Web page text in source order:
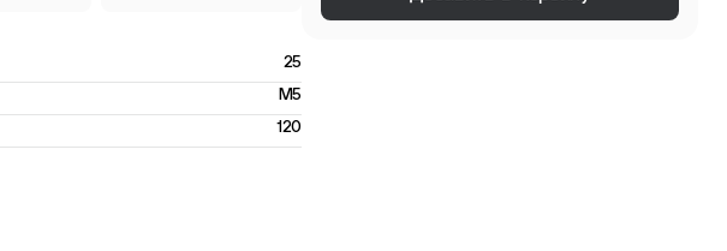
25
M5
120